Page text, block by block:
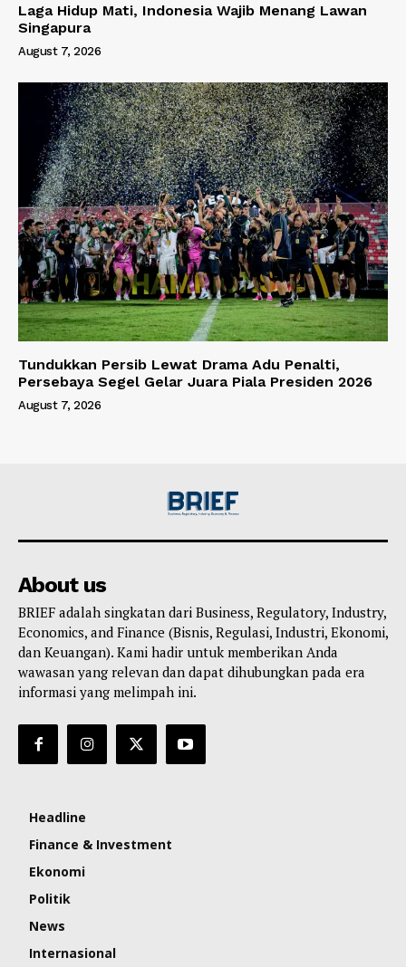
Laga Hidup Mati, Indonesia Wajib Menang Lawan
Singapura
August 7, 2026
Tundukkan Persib Lewat Drama Adu Penalti,
Persebaya Segel Gelar Juara Piala Presiden 2026
August 7, 2026
About us
BRIEF adalah singkatan dari Business, Regulatory, Industry,
Economics, and Finance (Bisnis, Regulasi, Industri, Ekonomi,
dan Keuangan). Kami hadir untuk memberikan Anda
wawasan yang relevan dan dapat dihubungkan pada era
informasi yang melimpah ini.
Headline
Finance & Investment
Ekonomi
Politik
News
Internasional